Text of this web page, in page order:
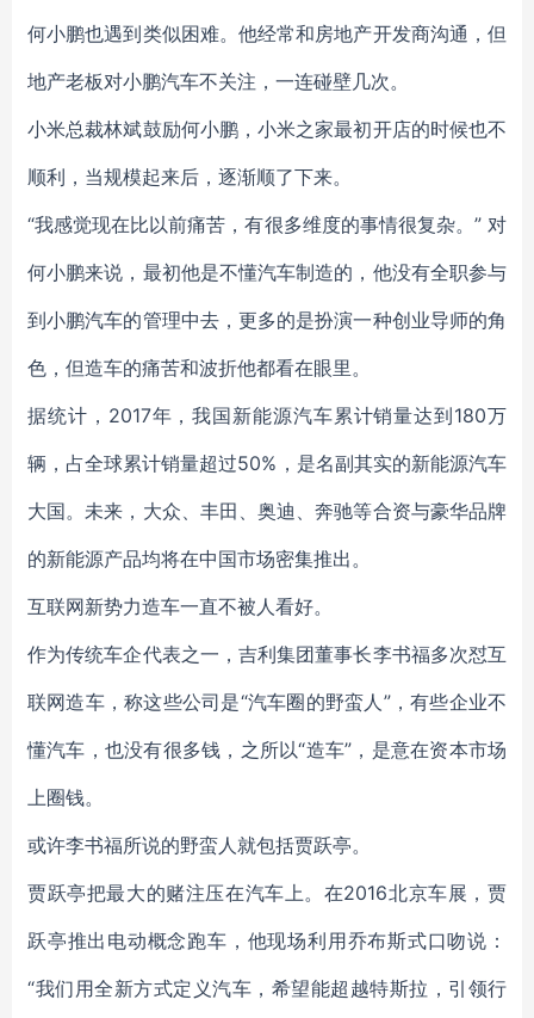
何小鹏也遇到类似困难。他经常和房地产开发商沟通，但
地产老板对小鹏汽车不关注，一连碰壁几次。
小米总裁林斌鼓励何小鹏，小米之家最初开店的时候也不
顺利，当规模起来后，逐渐顺了下来。
“我感觉现在比以前痛苦，有很多维度的事情很复杂。” 对
何小鹏来说，最初他是不懂汽车制造的，他没有全职参与
到小鹏汽车的管理中去，更多的是扮演一种创业导师的角
色，但造车的痛苦和波折他都看在眼里。
据统计，2017年，我国新能源汽车累计销量达到180万
辆，占全球累计销量超过50%，是名副其实的新能源汽车
大国。未来，大众、丰田、奥迪、奔驰等合资与豪华品牌
的新能源产品均将在中国市场密集推出。
互联网新势力造车一直不被人看好。
作为传统车企代表之一，吉利集团董事长李书福多次怼互
联网造车，称这些公司是“汽车圈的野蛮人”，有些企业不
懂汽车，也没有很多钱，之所以“造车”，是意在资本市场
上圈钱。
或许李书福所说的野蛮人就包括贾跃亭。
贾跃亭把最大的赌注压在汽车上。在2016北京车展，贾
跃亭推出电动概念跑车，他现场利用乔布斯式口吻说：
“我们用全新方式定义汽车，希望能超越特斯拉，引领行